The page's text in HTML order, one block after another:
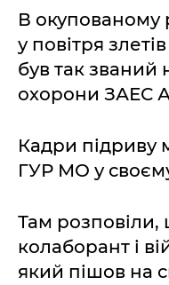
В окупованому
у повітря
був так званий
охорони ЗАЕС
Кадри підриву
ГУР МО у
Там
колаборант і
який пішов на